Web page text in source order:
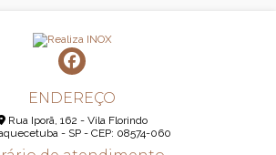
ENDEREÇO
Rua Iporã, 162 - Vila Florindo
- SP - CEP: 08574-060